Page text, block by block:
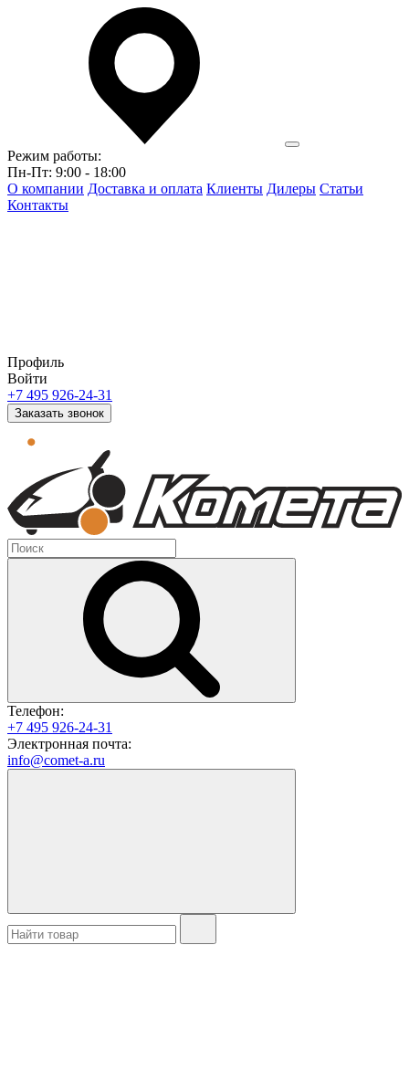
Режим работы:
Пн-Пт: 9:00 - 18:00
О компании Доставка и оплата Клиенты Дилеры Статьи
Контакты
Профиль
Войти
+7 495 926-24-31
Заказать звонок
Телефон:
+7 495 926-24-31
Электронная почта:
info@comet-a.ru